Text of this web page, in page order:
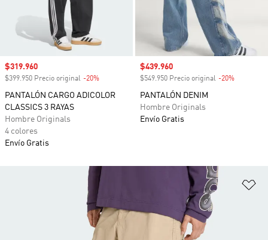
Precio de venta
$319.960
$399.950 Precio original -20%
PANTALÓN CARGO ADICOLOR
CLASSICS 3 RAYAS
Hombre Originals
4 colores
Envío Gratis
Precio de venta
$439.960
$549.950 Precio original -20%
PANTALÓN DENIM
Hombre Originals
Envío Gratis